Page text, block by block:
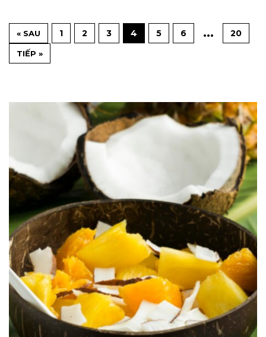
« SAU 1 2 3 4 5 6 … 20
TIẾP »